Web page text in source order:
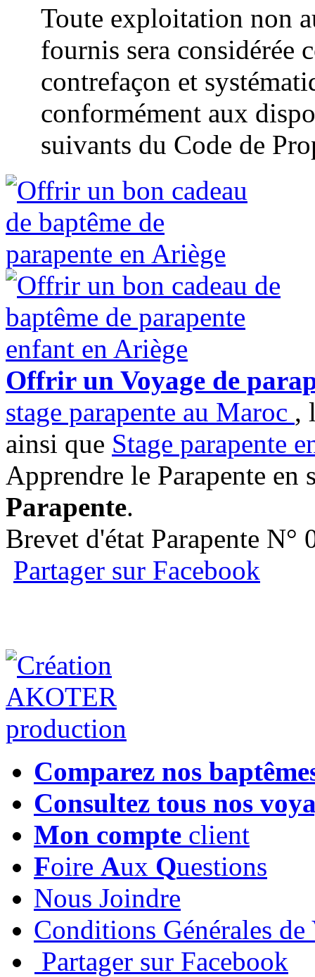
Toute exploitation non
fournis sera considérée
contrefaçon et
conformément aux
suivants du Code de
Offrir un Voyage de
stage parapente au Maroc ,
ainsi que Stage parapente
Apprendre le Parapente en
Parapente.
Brevet d'état Parapente N°
Partager sur Facebook
Comparez nos
Consultez tous nos
Mon compte client
Foire Aux Questions
Nous Joindre
Conditions Générales de
Partager sur Facebook